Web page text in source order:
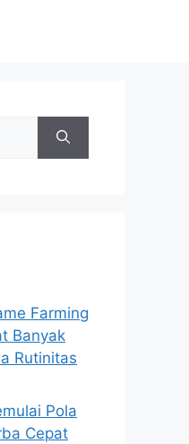
Farming
Banyak
Rutinitas
Pola
Cepat